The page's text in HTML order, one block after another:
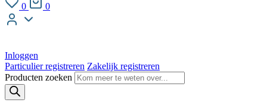
0 0
Inloggen
Particulier registreren Zakelijk registreren
Producten zoeken